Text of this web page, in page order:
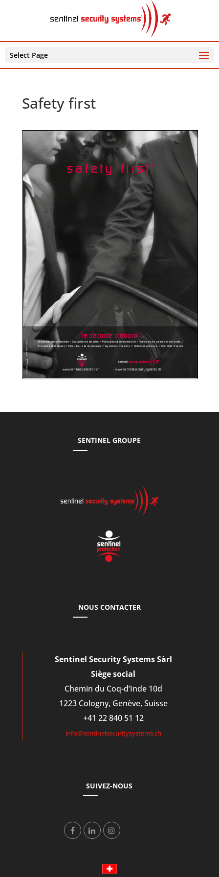
Select Page
Safety first
SENTINEL GROUPE
NOUS CONTACTER
Sentinel Security Systems Sàrl
Siège social
Chemin du Coq-d’Inde 10d
1223 Cologny, Genève, Suisse
+41 22 840 51 12
info@sentinelsecuritysystems.ch
SUIVEZ-NOUS